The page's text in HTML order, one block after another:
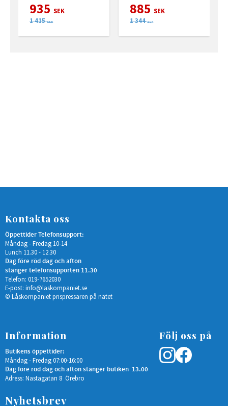
935 SEK
1 415 SEK
täckbricka.
885 SEK
1 344 SEK
Kontakta oss
Öppettider Telefonsupport:
Måndag - Fredag 10-14
Lunch 11.30 - 12.30
Dag före röd dag och afton
stänger telefonsupporten 11.30
Telefon: 019-7652030
E-post: info@laskompaniet.se
© Låskompaniet prispressaren på nätet
Information
Butikens öppettider:
Måndag - Fredag 07:00-16:00
Dag före röd dag och afton stänger butiken 13.00
Adress: Nastagatan 8 Örebro
Följ oss på
Nyhetsbrev